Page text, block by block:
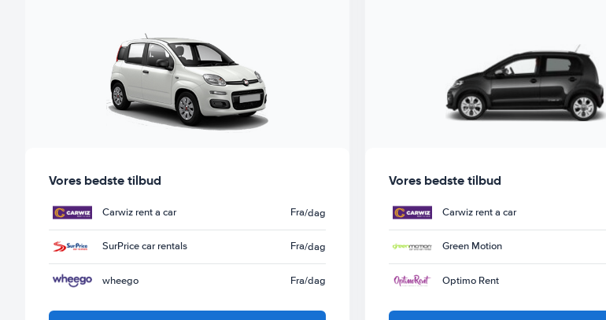
Vores bedste tilbud
Carwiz rent a car Fra/dag
SurPrice car rentals Fra/dag
wheego Fra/dag
Vores bedste tilbud
Carwiz rent a car
Green Motion
Optimo Rent